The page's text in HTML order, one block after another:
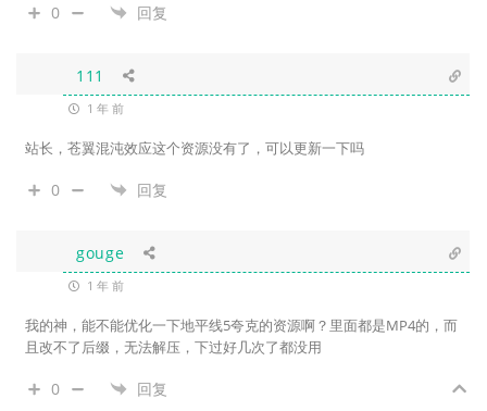
0 回复
111
1 年 前
站长， 苍翼混沌效应这个资源没有了，可以更新一下吗
0 回复
gouge
1 年 前
我的神，能不能优化一下地平线5夸克的资源啊？里面都是MP4的，而
且改不了后缀，无法解压，下过好几次了都没用
0 回复